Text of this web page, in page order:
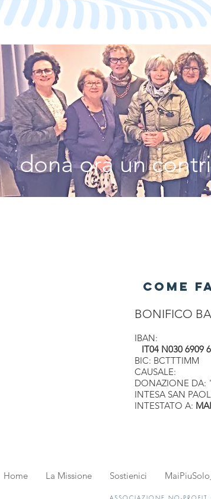
dona ora un
COME
BONIFICO
IBAN:
IT04 N030 6909
BIC: BCTTTIMM
CAUSALE:
DONAZIONE
INTESA SAN
INTESTATO A:
Home La Missione Sostienici